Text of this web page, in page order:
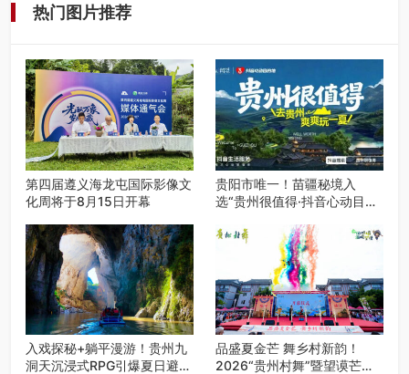
热门图片推荐
第四届遵义海龙屯国际影像文
化周将于8月15日开幕
贵阳市唯一！苗疆秘境入
选“贵州很值得·抖音心动目的
赴一场秘境之约
入戏探秘+躺平漫游！贵州九
洞天沉浸式RPG引爆夏日避暑
品盛夏金芒 舞乡村新韵！
2026“贵州村舞”暨望谟芒果